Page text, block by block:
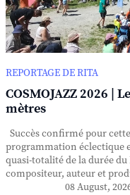
REPORTAGE DE RITA
COSMOJAZZ 2026 |
mètres
Succès confirmé pour
programmation éclectique
quasi-totalité de la durée
compositeur, auteur et
08 August,